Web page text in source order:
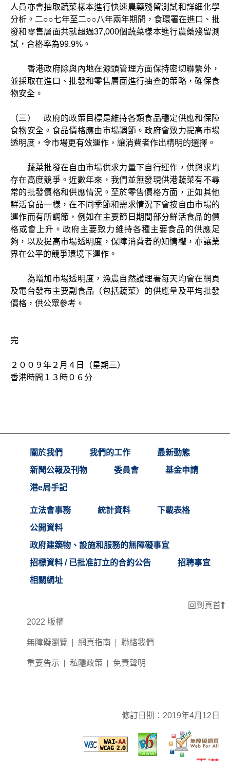
人員亦會抽取蔬菜樣本進行快速農藥殘留測試和詳細化學
分析。二○○七年至二○○八年兩年期間，食環署在進口、批
發和零售層面共就超過37,000個蔬菜樣本進行農藥殘留測
試，合格率為99.9%。
香港政府除與內地在源頭管理方面保持密切聯繫外，
並採取在進口、批發和零售層面進行抽查的策略，確保食
物安全。
（三） 政府的政策目標是維持各類食品穩定供應和保障
食物安全。食品價格應由市場調節。政府會致力提高市場
透明度，令市場更有效運作，讓消費者作出精明的選擇。
蔬菜批發在自由市場供求力量下自行運作，供與求均
存在高度競爭。近數年來，我們並無發現供港蔬菜有不尋
常的批發價格和供應情況。至於零售價格方面，正如其他
鮮活食品一樣，在不同季節和需求情況下會按自由市場的
運作而有所調節，例如在主要節日期間部分鮮活食品的價
格或會上升。政府主要致力維持各種主要食品的供應足
夠，以及提高市場透明度，保障消費者的知情權，亦讓業
界在公平的競爭環境下運作。
為增加市場透明度，漁農自然護理署每天均會在網頁
及電台發布主要副食品（包括蔬菜）的供應量及平均批發
價格，供公眾參考。
完
２００９年２月４日（星期三）
香港時間１３時０６分
關於我們 我們的工作
最新動態
新聞公報及刊物
委員會
基金申請
港e局手記
立法會事務 統計資料
下載表格
公開資料
政府建築物、設施和服務的無障礙事宜
招標資料 / 已批准訂立的合約公告
招聘事宜
相關網址
回到頁首
2022 版權
無障礙瀏覽 網頁指南 聯絡我們
重要告示 私隱政策 免責聲明
修訂日期： 2019年4月12日